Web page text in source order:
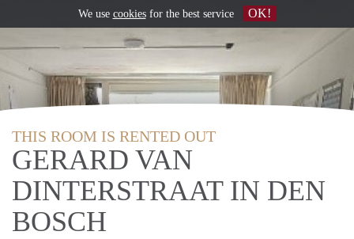
THIS ROOM IS RENTED OUT
GERARD VAN
DINTERSTRAAT IN DEN
BOSCH
We use cookiesfor the best service OK!